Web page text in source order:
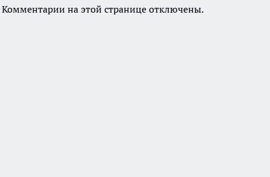
Комментарии на этой странице отключены.